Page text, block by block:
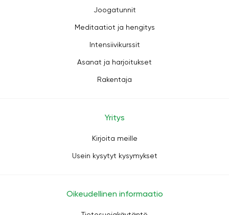
Joogatunnit
Meditaatiot ja hengitys
Intensiivikurssit
Asanat ja harjoitukset
Rakentaja
Yritys
Kirjoita meille
Usein kysytyt kysymykset
Oikeudellinen informaatio